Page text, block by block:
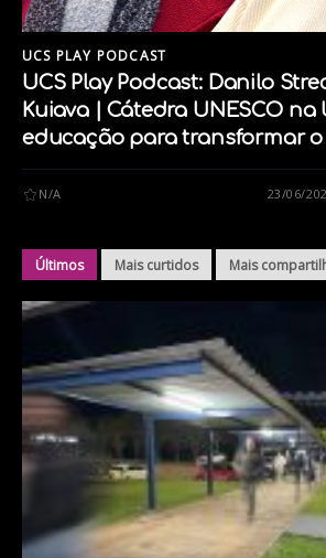
UCS PLAY PODCAST
UCS Play Podcast: Danilo
Kuiava | Cátedra UNESCO na
educação para transformar
N/A 23/06/
Últimos Mais curtidos Mais